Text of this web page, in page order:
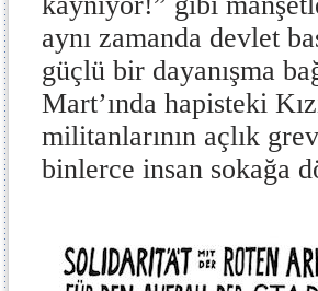
aynı zamanda devlet
güçlü bir dayanışma
Mart’ında hapisteki
militanlarının açlık
binlerce insan sokağa